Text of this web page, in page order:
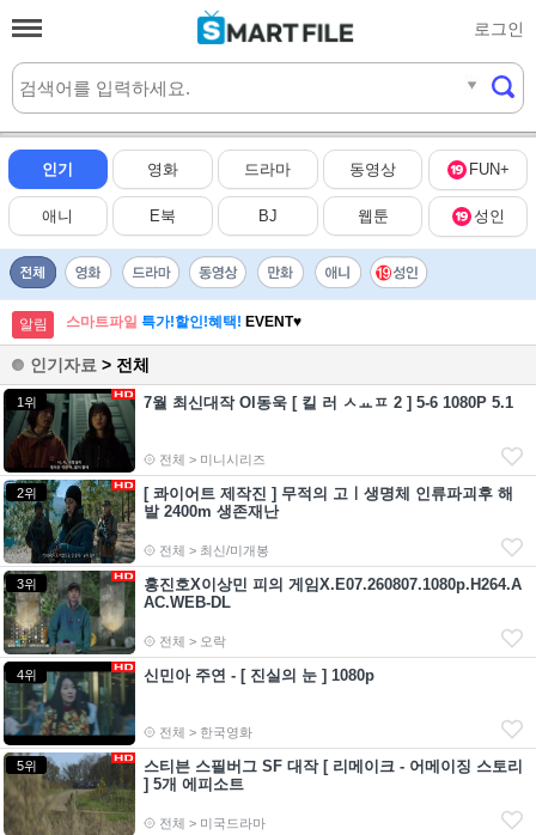
로그인
실시간HOT
인기 영화 드라마 동영상 FUN+
애니 E북 BJ 웹툰 성인
알림 스마트파일 특가!할인!혜택! EVENT♥
인기자료 > 전체
1위 7월 최신대작 Ol동욱 [ 킬 러 ㅅㅛㅍ 2 ] 5-6 1080P 5.1
전체 > 미니시리즈
2위
[ 콰이어트 제작진 ] 무적의 고ㅣ생명체 인류파괴후 해
발 2400m 생존재난
전체 > 최신/미개봉
3위
홍진호X이상민 피의 게임X.E07.260807.1080p.H264.A
AC.WEB-DL
전체 > 오락
4위 신민아 주연 - [ 진실의 눈 ] 1080p
전체 > 한국영화
5위
스티븐 스필버그 SF 대작 [ 리메이크 - 어메이징 스토리
] 5개 에피소트
전체 > 미국드라마